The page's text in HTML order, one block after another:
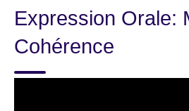
langue
Expression Orale:
Cohérence